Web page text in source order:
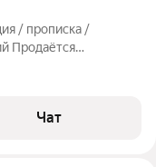
/ прописка /
Продаётся
востребованных
Чат